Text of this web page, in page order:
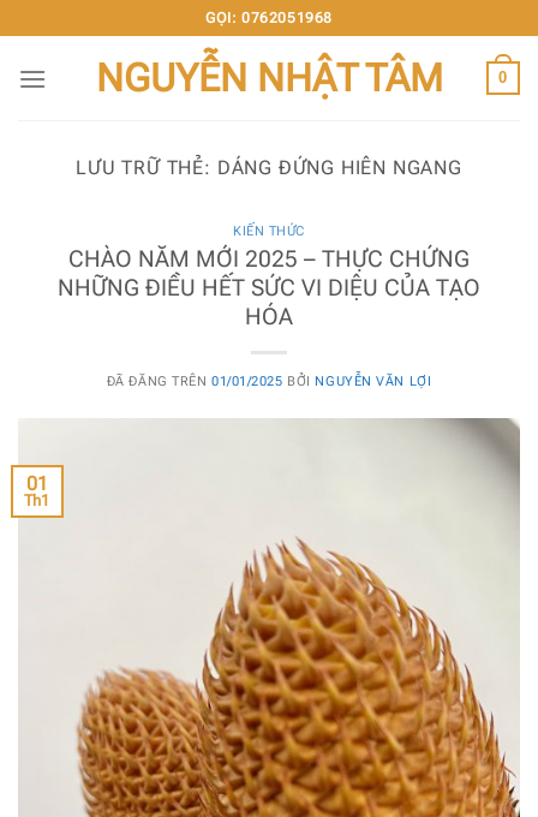
đến
nội
GỌI: 0762051968
NGUYỄN NHẬT TÂM 0
LƯU TRỮ THẺ: DÁNG ĐỨNG HIÊN NGANG
KIẾN THỨC
CHÀO NĂM MỚI 2025 – THỰC CHỨNG
NHỮNG ĐIỀU HẾT SỨC VI DIỆU CỦA TẠO
HÓA
ĐÃ ĐĂNG TRÊN 01/01/2025 BỞI NGUYỄN VĂN LỢI
01
Th1